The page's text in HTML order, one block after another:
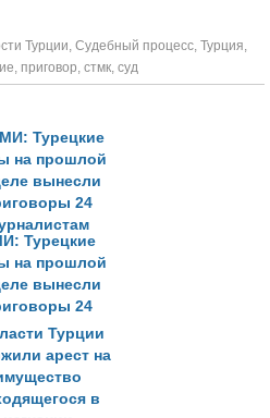
Турции, Судебный процесс, Турция,
, приговор, стмк, суд
Турецкие
на прошлой
вынесли
24